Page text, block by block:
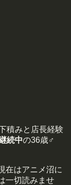
積みと店長経験
続中の36歳♂
在はアニメ沼に
一切読みませ